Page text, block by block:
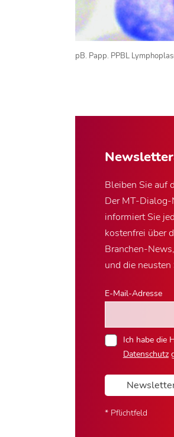
pB. Papp. PPBL
Bleiben Sie auf
Der MT-
informiert Sie
kostenfrei über
Branchen-
und die
E-Mail-Adresse
Ich habe die
Datenschutz
* Pflichtfeld